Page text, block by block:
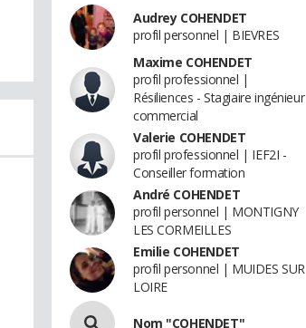
Audrey COHENDET
profil personnel | BIEVRES
Maxime COHENDET
profil professionnel |
Résiliences - Stagiaire ingénieur
commercial
Valerie COHENDET
profil professionnel | IEF2I -
Conseiller formation
André COHENDET
profil personnel | MONTIGNY
LES CORMEILLES
Emilie COHENDET
profil personnel | MUIDES SUR
LOIRE
Nom "COHENDET"